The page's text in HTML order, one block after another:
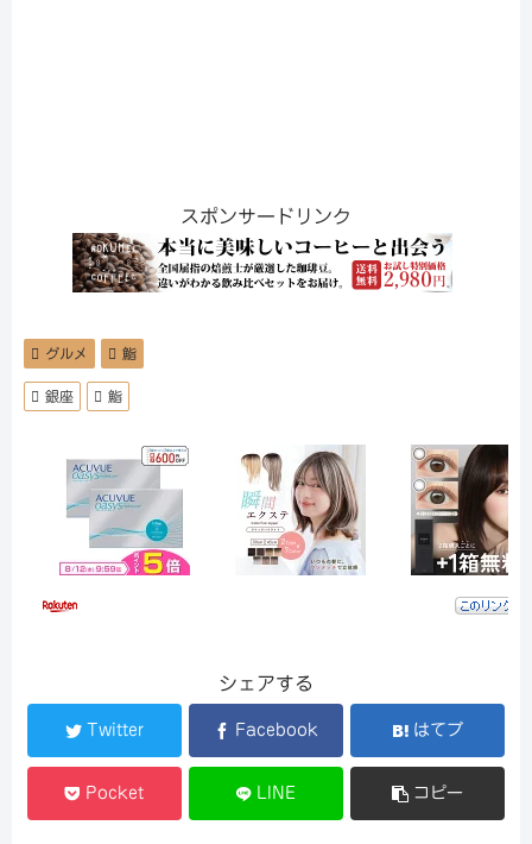
スポンサードリンク
グルメ 鮨
銀座 鮨
シェアする
Twitter Facebook はてブ
Pocket LINE コピー